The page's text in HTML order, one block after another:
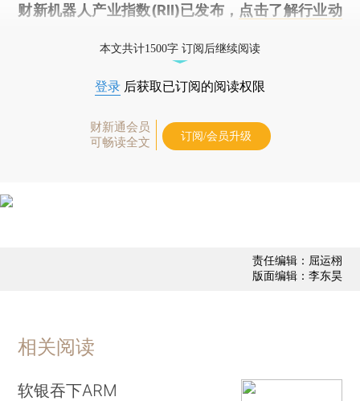
财新机器人产业指数(RII)已发布， 点击了解行业动
本文共计1500字 订阅后继续阅读
登录 后获取已订阅的阅读权限
财新通会员
可畅读全文
订阅/会员升级
责任编辑：屈运栩
版面编辑：李东昊
相关阅读
软银吞下ARM